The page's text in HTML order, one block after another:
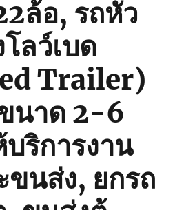
ล้อ, รถหัว
ลว์เบด
Trailer)
นาด 2-6
บริการงาน
ขนส่ง, ยกรถ